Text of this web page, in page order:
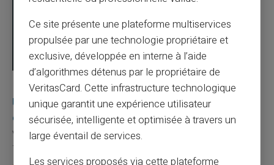
03/08/2026 Veritas Carte prépayée
Une carte bancaire gratuite sans compte, ça
existe ?
Vous avez tapé cette recherche parce que votre banque vous
facture 50 € par an pour une carte que vo...
Ce site présente une plateforme multiservices
propulsée par une technologie propriétaire et
exclusive, développée en interne à l’aide
d’algorithmes détenus par le propriétaire de
VeritasCard. Cette infrastructure technologique
unique garantit une expérience utilisateur
sécurisée, intelligente et optimisée à travers un
large éventail de services.
Les services proposés via cette plateforme